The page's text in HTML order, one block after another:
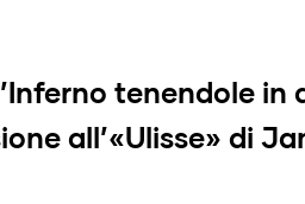
tenendole in
all’«Ulisse» di